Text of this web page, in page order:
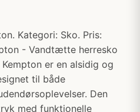
Kategori: Sko. Pris:
- Vandtætte herresko
er en alsidig og
til både
Den
med funktionelle